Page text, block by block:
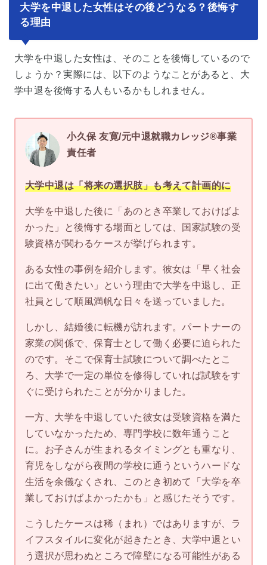
大学を中退した女性はその後どうなる？後悔す
る理由
大学を中退した女性は、そのことを後悔しているので
しょうか？実際には、以下のようなことがあると、大
学中退を後悔する人もいるかもしれません。
小久保 友寛/元中退就職カレッジ®事業
責任者
大学中退は「将来の選択肢」も考えて計画的に
大学を中退した後に「あのとき卒業しておけばよ
かった」と後悔する場面としては、国家試験の受
験資格が関わるケースが挙げられます。
ある女性の事例を紹介します。彼女は「早く社会
に出て働きたい」という理由で大学を中退し、正
社員として順風満帆な日々を送っていました。
しかし、結婚後に転機が訪れます。パートナーの
家業の関係で、保育士として働く必要に迫られた
のです。そこで保育士試験について調べたとこ
ろ、大学で一定の単位を修得していれば試験をす
ぐに受けられたことが分かりました。
一方、大学を中退していた彼女は受験資格を満た
していなかったため、専門学校に数年通うこと
に。お子さんが生まれるタイミングとも重なり、
育児をしながら夜間の学校に通うというハードな
生活を余儀なくされ、このとき初めて「大学を卒
業しておけばよかったかも」と感じたそうです。
こうしたケースは稀（まれ）ではありますが、ラ
イフスタイルに変化が起きたとき、大学中退とい
う選択が思わぬところで障壁になる可能性がある